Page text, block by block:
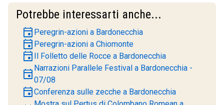
Potrebbe interessarti anche...
event Peregrin-azioni a Bardonecchia
event Peregrin-azioni a Chiomonte
event Il Folletto delle Rocce a Bardonecchia
event Narrazioni Parallele Festival a Bardonecchia -
07/08
eventConferenza sulle zecche a Bardonecchia